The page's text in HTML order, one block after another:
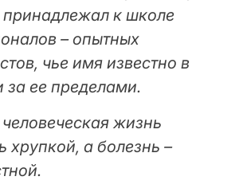
к школе
– опытных
чье имя известно в
за ее пределами.
жизнь
хрупкой, а болезнь –